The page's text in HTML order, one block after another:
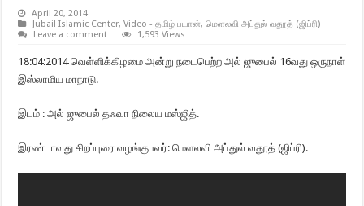
April 20, 2014
Jubail Islamic Center,Video - தமிழ் பயான்,மெளலவி அப்துல் வதூத் (ஜிப்ரி)
Leave a comment
1,593 Views
18:04:2014 வெள்ளிக்கிழமை அன்று நடைபெற்ற அல் ஜுபைல் 16வது ஒருநாள்
இஸ்லாமிய மாநாடு.
இடம் : அல் ஜுபைல் தஃவா நிலைய மஸ்ஜித்.
இரண்டாவது சிறப்புரை வழங்குபவர்: மெளலவி அப்துல் வதூத் (ஜிப்ரி).